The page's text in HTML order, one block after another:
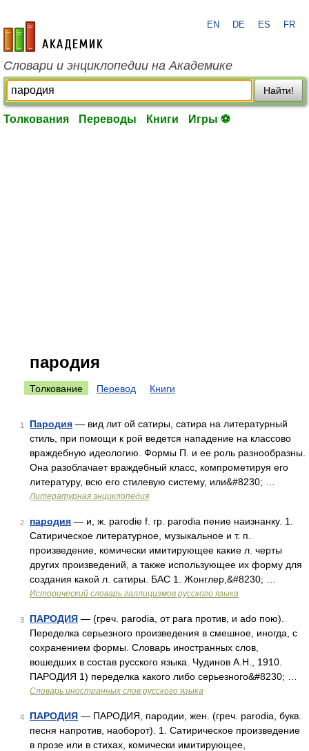
academic.ru
EN DE ES FR
Словари и энциклопедии на Академике
Найти!
Толкования Переводы Книги Игры ⚽
пародия
Толкование Перевод Книги
1 Пародия — вид лит ой сатиры, сатира на литературный
стиль, при помощи к рой ведется нападение на классово
враждебную идеологию. Формы П. и ее роль разнообразны.
Она разоблачает враждебный класс, компрометируя его
литературу, всю его стилевую систему, или&#8230; …
Литературная энциклопедия
2 пародия — и, ж. parodie f. гр. parodia пение наизнанку. 1.
Сатирическое литературное, музыкальное и т. п.
произведение, комически имитирующее какие л. черты
других произведений, а также использующее их форму для
создания какой л. сатиры. БАС 1. Жонглер,&#8230; …
Исторический словарь галлицизмов русского языка
3 ПАРОДИЯ — (греч. parodia, от para против, и ado пою).
Переделка серьезного произведения в смешное, иногда, с
сохранением формы. Словарь иностранных слов,
вошедших в состав русского языка. Чудинов А.Н., 1910.
ПАРОДИЯ 1) переделка какого либо серьезного&#8230; …
Словарь иностранных слов русского языка
4 ПАРОДИЯ — ПАРОДИЯ, пародии, жен. (греч. parodia, букв.
песня напротив, наоборот). 1. Сатирическое произведение
в прозе или в стихах, комически имитирующее,